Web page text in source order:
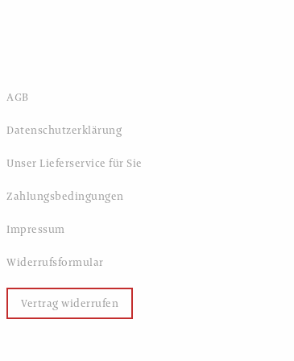
AGB
Datenschutzerklärung
Unser Lieferservice für Sie
Zahlungsbedingungen
Impressum
Widerrufsformular
Vertrag widerrufen